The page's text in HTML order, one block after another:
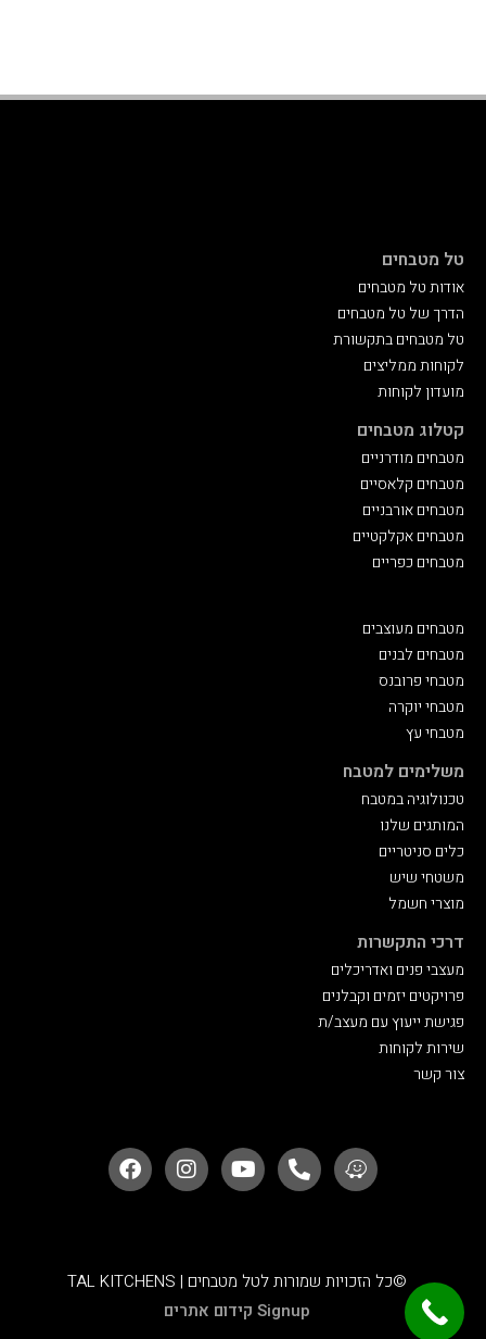
טל מטבחים
אודות טל מטבחים
הדרך של טל מטבחים
טל מטבחים בתקשורת
לקוחות ממליצים
מועדון לקוחות
קטלוג מטבחים
מטבחים מודרניים
מטבחים קלאסיים
מטבחים אורבניים
מטבחים אקלקטיים
מטבחים כפריים
מטבחים מעוצבים
מטבחים לבנים
מטבחי פרובנס
מטבחי יוקרה
מטבחי עץ
משלימים למטבח
טכנולוגיה במטבח
המותגים שלנו
כלים סניטריים
משטחי שיש
מוצרי חשמל
דרכי התקשרות
מעצבי פנים ואדריכלים
פרויקטים יזמים וקבלנים
פגישת ייעוץ עם מעצב/ת
שירות לקוחות
צור‬ קשר
©כל הזכויות שמורות לטל מטבחים | TAL KITCHENS
Signup קידום אתרים